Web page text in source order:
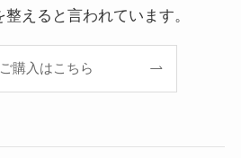
えると言われています。
ご購入はこちら